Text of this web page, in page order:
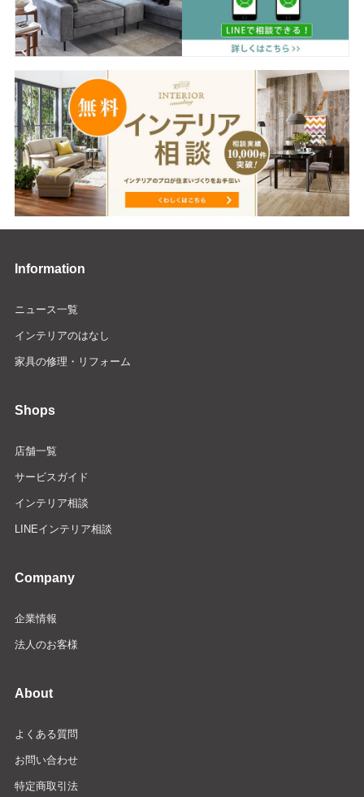
Information
ニュース一覧
インテリアのはなし
家具の修理・リフォーム
Shops
店舗一覧
サービスガイド
インテリア相談
LINEインテリア相談
Company
企業情報
法人のお客様
About
よくある質問
お問い合わせ
特定商取引法